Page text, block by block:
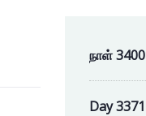
நாள் 3400
Day 3371